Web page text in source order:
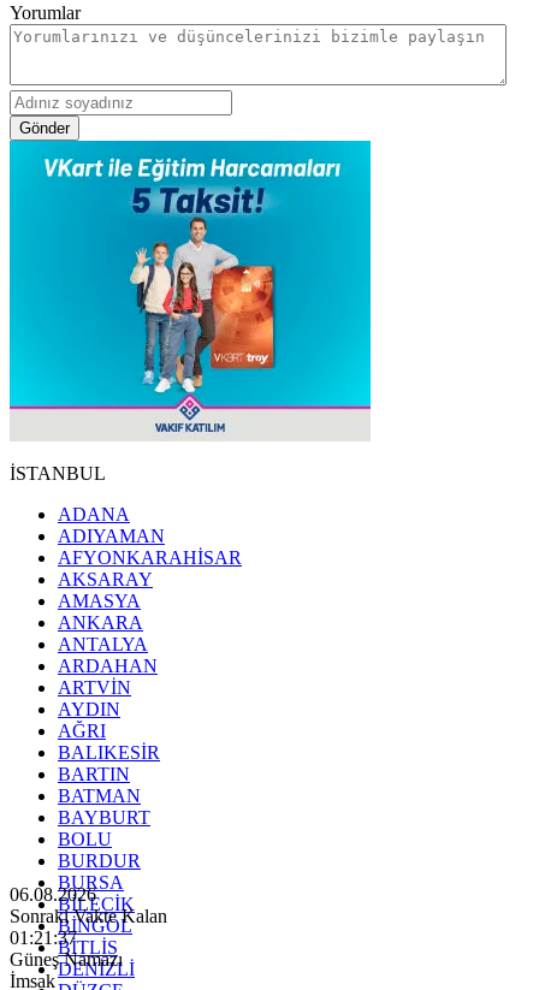
Yorumlar
Gönder
İSTANBUL
ADANA
ADIYAMAN
AFYONKARAHİSAR
AKSARAY
AMASYA
ANKARA
ANTALYA
ARDAHAN
ARTVİN
AYDIN
AĞRI
BALIKESİR
BARTIN
BATMAN
BAYBURT
BOLU
BURDUR
BURSA
BİLECİK
BİNGÖL
BİTLİS
DENİZLİ
06.08.2026
Sonraki Vakte Kalan
01:21:35
Güneş Namazı
İmsak